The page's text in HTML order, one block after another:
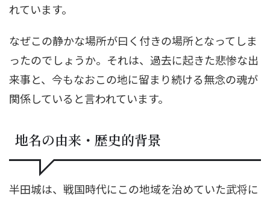
れています。
なぜこの静かな場所が曰く付きの場所となってしま
ったのでしょうか。それは、過去に起きた悲惨な出
来事と、今もなおこの地に留まり続ける無念の魂が
関係していると言われています。
地名の由来・歴史的背景
半田城は、戦国時代にこの地域を治めていた武将に